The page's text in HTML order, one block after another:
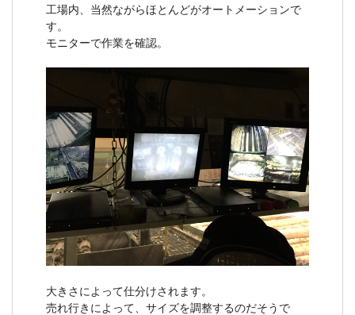
工場内、当然ながらほとんどがオートメーションで
す。
モニターで作業を確認。
大きさによって仕分けされます。
売れ行きによって、サイズを調整するのだそうで